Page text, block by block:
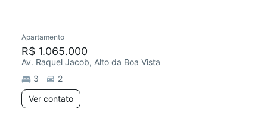
Apartamento
R$ 1.065.000
Av. Raquel Jacob, Alto da Boa Vista
3
2
Ver contato